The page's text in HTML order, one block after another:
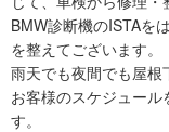
BMW診断機のISTAを
を整えてございます。
雨天でも夜間でも屋根
お客様のスケジュー
す。